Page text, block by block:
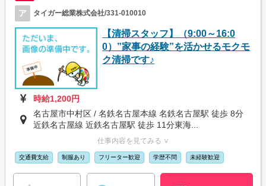
ア タイガー総業株式会社/331-010010
【清掃スタッフ】（9:00～16:0
0）”家事の経験”を活かせるモクモ
ク清掃です♪
時給1,200円
名古屋市中村区 / 名鉄名古屋本線 名鉄名古屋駅 徒歩 8分
近鉄名古屋線 近鉄名古屋駅 徒歩 11分東海...
仕事内容を見てみる ∨
交通費支給 制服あり フリーター歓迎 学歴不問 未経験歓迎